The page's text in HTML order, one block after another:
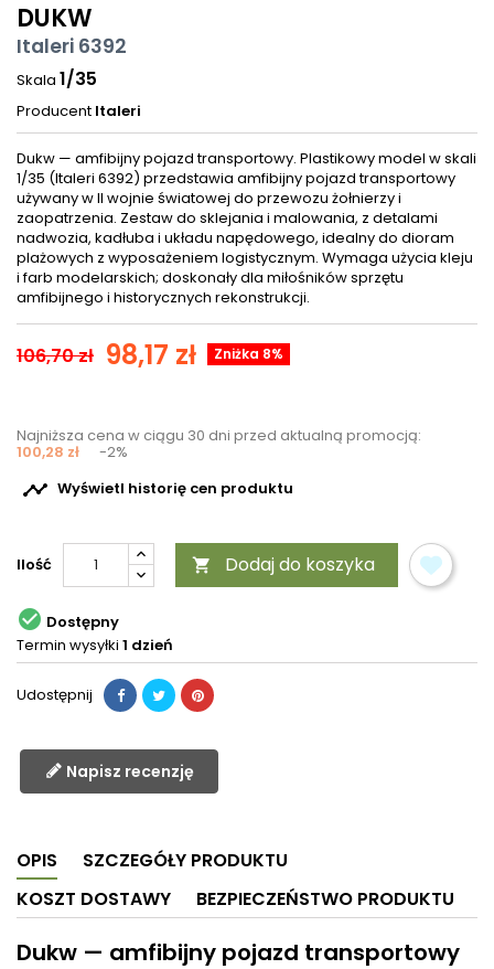
DUKW
Italeri 6392
Skala 1/35
Producent Italeri
Dukw — amfibijny pojazd transportowy. Plastikowy model w skali
1/35 (Italeri 6392) przedstawia amfibijny pojazd transportowy
używany w II wojnie światowej do przewozu żołnierzy i
zaopatrzenia. Zestaw do sklejania i malowania, z detalami
nadwozia, kadłuba i układu napędowego, idealny do dioram
plażowych z wyposażeniem logistycznym. Wymaga użycia kleju
i farb modelarskich; doskonały dla miłośników sprzętu
amfibijnego i historycznych rekonstrukcji.
106,70 zł 98,17 zł Zniżka 8%
Najniższa cena w ciągu 30 dni przed aktualną promocją:
100,28 zł -2%
 Wyświetl historię cen produktu
Ilość  Dodaj do koszyka
 Dostępny
Termin wysyłki 1 dzień
Udostępnij
Napisz recenzję
OPIS
SZCZEGÓŁY PRODUKTU
KOSZT DOSTAWY
BEZPIECZEŃSTWO PRODUKTU
Dukw — amfibijny pojazd transportowy